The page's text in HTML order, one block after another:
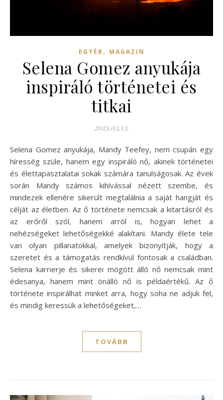
EGYÉB , MAGAZIN
Selena Gomez anyukája
inspiráló történetei és
titkai
2025.03.13.
Selena Gomez anyukája, Mandy Teefey, nem csupán egy
híresség szüle, hanem egy inspiráló nő, akinek történetei
és élettapasztalatai sokak számára tanulságosak. Az évek
során Mandy számos kihívással nézett szembe, és
mindezek ellenére sikerült megtalálnia a saját hangját és
célját az életben. Az ő története nemcsak a kitartásról és
az erőről szól, hanem arról is, hogyan lehet a
nehézségeket lehetőségekké alakítani. Mandy élete tele
van olyan pillanatokkal, amelyek bizonyítják, hogy a
szeretet és a támogatás rendkívül fontosak a családban.
Selena karrierje és sikerei mögött álló nő nemcsak mint
édesanya, hanem mint önálló nő is példaértékű. Az ő
története inspirálhat minket arra, hogy soha ne adjuk fel,
és mindig keressük a lehetőségeket,…
TOVÁBB